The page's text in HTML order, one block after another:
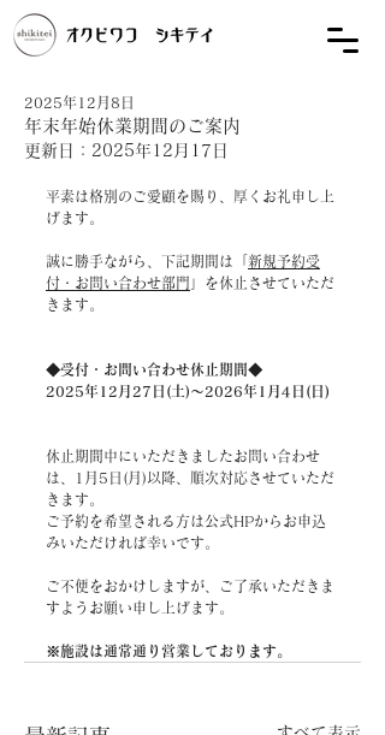
年末年始休業期間のご案内
2025年12月8日
更新日： 2025年12月17日
平素は格別のご愛顧を賜り、厚くお礼申し上
げます。
誠に勝手ながら、下記期間は「 新規予約受
付・お問い合わせ部門 」を休止させていただ
きます。
◆受付・お問い合わせ休止期間◆
2025年12月27日(土)～2026年1月4日(日)
休止期間中にいただきましたお問い合わせ
は、1月5日(月)以降、順次対応させていただ
きます。
ご予約を希望される方は公式HPからお申込
みいただければ幸いです。
ご不便をおかけしますが、ご了承いただきま
すようお願い申し上げます。
※施設は通常通り営業しております。